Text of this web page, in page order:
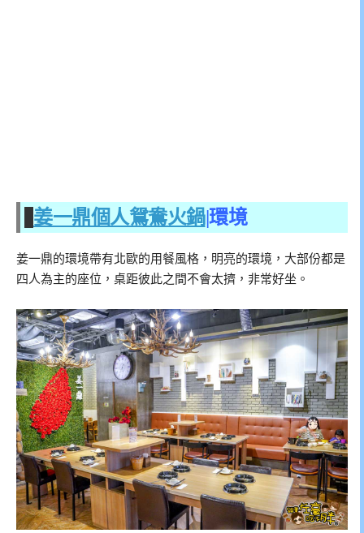
姜一鼎個人鴛鴦火鍋|環境
姜一鼎的環境帶有北歐的用餐風格，明亮的環境，大部份都是
四人為主的座位，桌距彼此之間不會太擠，非常好坐。